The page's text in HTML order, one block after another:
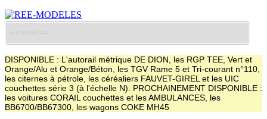
DISPONIBLE : L'autorail métrique DE DION, les RGP TEE, Vert et
Orange/Alu et Orange/Béton, les TGV Rame 5 et Tri-courant n°110,
les citernes à pétrole, les céréaliers FAUVET-GIREL et les UIC
couchettes série 3 (à l'échelle N). PROCHAINEMENT DISPONIBLE :
les voitures CORAIL couchettes et les AMBULANCES, les
BB6700/BB67300, les wagons COKE MH45